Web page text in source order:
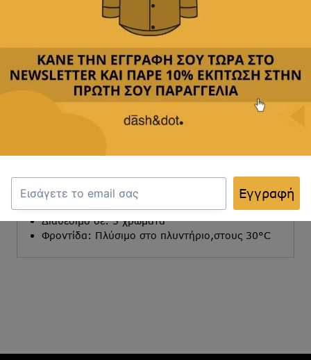
Περιγραφή
Κριτικές(0)
Γραμμή: Regular-fit
Σύνθεση: 80% COTTON-20%POLYESTER
Διαθέσιμο σε: 5 χρώματα
Φροντίδα: Πλύσιμο στο πλυντήριο,στους 30°C
Εγγραφή